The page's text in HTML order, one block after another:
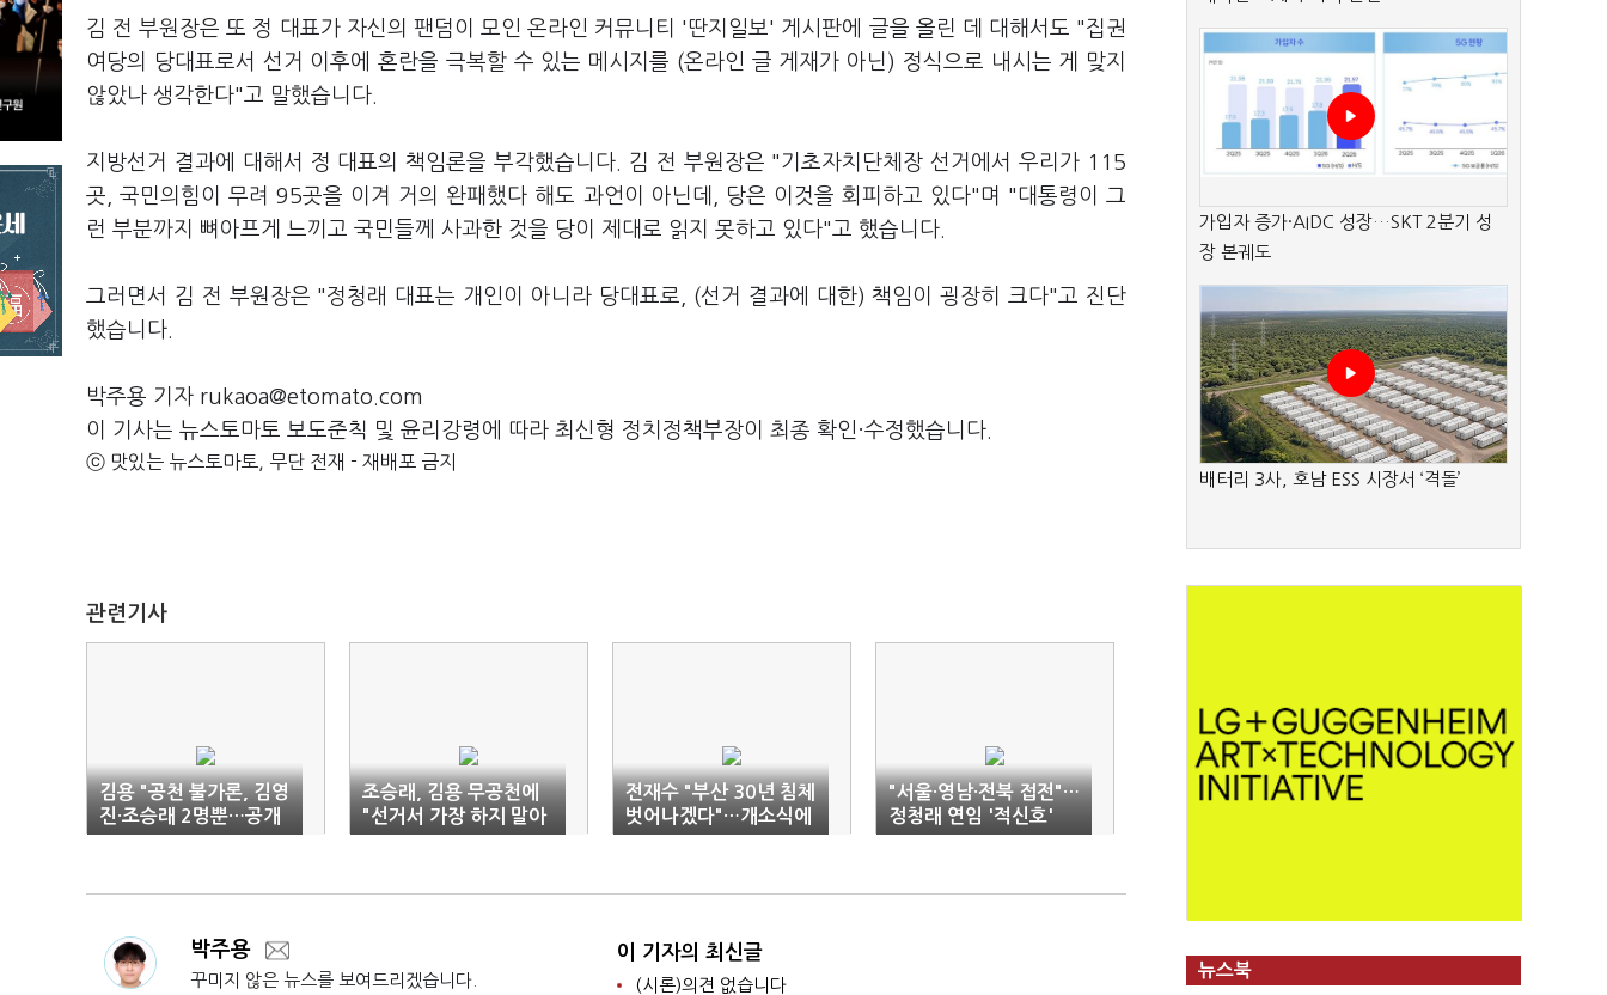
김 전 부원장은 또 정 대표가 자신의 팬덤이 모인 온라인 커뮤니티 '딴지일보' 게시판에 글을 올린 데 대해서도 "집권
여당의 당대표로서 선거 이후에 혼란을 극복할 수 있는 메시지를 (온라인 글 게재가 아닌) 정식으로 내시는 게 맞지
않았나 생각한다"고 말했습니다.
지방선거 결과에 대해서 정 대표의 책임론을 부각했습니다. 김 전 부원장은 "기초자치단체장 선거에서 우리가 115
곳, 국민의힘이 무려 95곳을 이겨 거의 완패했다 해도 과언이 아닌데, 당은 이것을 회피하고 있다"며 "대통령이 그
런 부분까지 뼈아프게 느끼고 국민들께 사과한 것을 당이 제대로 읽지 못하고 있다"고 했습니다.
그러면서 김 전 부원장은 "정청래 대표는 개인이 아니라 당대표로, (선거 결과에 대한) 책임이 굉장히 크다"고 진단
했습니다.
박주용 기자 rukaoa@etomato.com
이 기사는 뉴스토마토 보도준칙 및 윤리강령에 따라 최신형 정치정책부장이 최종 확인·수정했습니다.
ⓒ 맛있는 뉴스토마토, 무단 전재 - 재배포 금지
관련기사
김용 "공천 불가론, 김영
진·조승래 2명뿐…공개
지지는 23명"
조승래, 김용 무공천에
"선거서 가장 하지 말아
야 할 일 정리한 것"
전재수 "부산 30년 침체
벗어나겠다"…개소식에
정청래 '지원사격'
"서울·영남·전북 접전"…
정청래 연임 '적신호'
박주용
꾸미지 않은 뉴스를 보여드리겠습니다.
이 기자의 최신글
(시론)의견 없습니다
가입자 증가·AIDC 성장…SKT 2분기 성
장 본궤도
배터리 3사, 호남 ESS 시장서 ‘격돌’
뉴스북